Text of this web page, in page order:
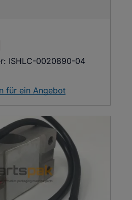
ISHLC-0020890-04
für ein Angebot